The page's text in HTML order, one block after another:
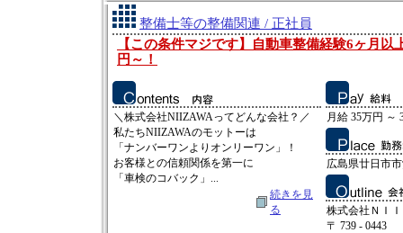
整備士等の整備関連 / 正社員
【この条件マジです】自動車整備経験6ヶ月以
円～！
＼株式会社NIIZAWAってどんな会社？／
私たちNIIZAWAのモットーは
「ナンバーワンよりオンリーワン」！
お客様との信頼関係を第一に
「車検のコバック」...
続きを見
る
月給 35万円 ～
広島県廿日市
株式会社ＮＩ
〒 739 - 0443